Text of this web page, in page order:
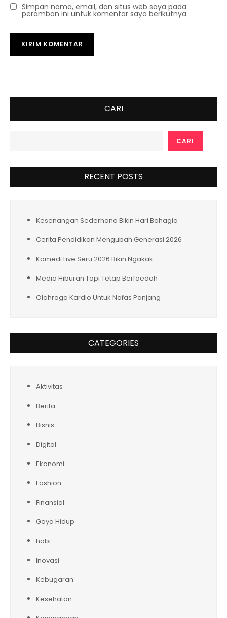
Simpan nama, email, dan situs web saya pada
peramban ini untuk komentar saya berikutnya.
CARI
CARI
RECENT POSTS
Kesenangan Sederhana Bikin Hari Bahagia
Cerita Pendidikan Mengubah Generasi 2026
Komedi Live Seru 2026 Bikin Ngakak
Media Hiburan Tapi Tetap Berfaedah
Olahraga Kardio Untuk Nafas Panjang
CATEGORIES
Aktivitas
Berita
Bisnis
Digital
Ekonomi
Fashion
Finansial
Gaya Hidup
hobi
Inovasi
Kebugaran
Kesehatan